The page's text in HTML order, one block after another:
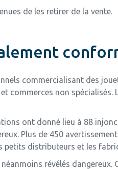
de les retirer de la vente.
commercialisant des
non spécialisés.
ont donné lieu à 88
Plus de 450
petits distributeurs et les
révélés dangereux.